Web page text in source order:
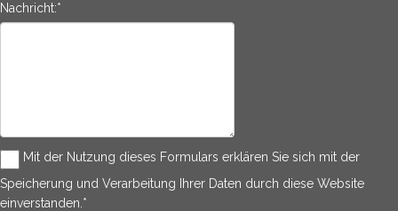
Nachricht:*
Mit der Nutzung dieses Formulars erklären Sie sich mit der
Speicherung und Verarbeitung Ihrer Daten durch diese Website
einverstanden. *